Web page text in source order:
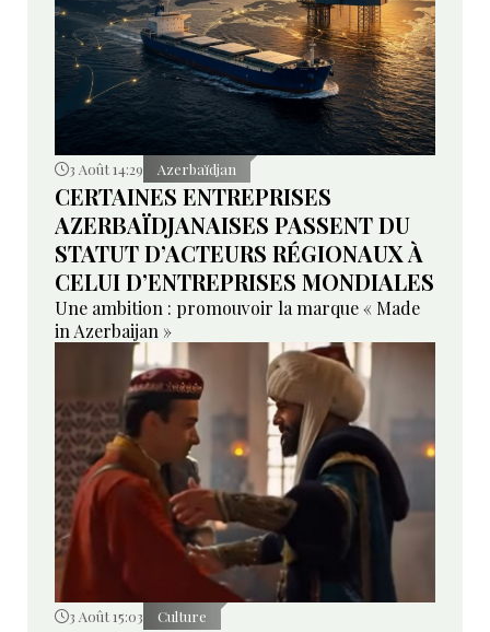
3 Août 14:29 Azerbaïdjan
CERTAINES ENTREPRISES
AZERBAÏDJANAISES PASSENT DU
STATUT D’ACTEURS RÉGIONAUX À
CELUI D’ENTREPRISES MONDIALES
Une ambition : promouvoir la marque « Made
in Azerbaijan »
3 Août 15:03 Culture